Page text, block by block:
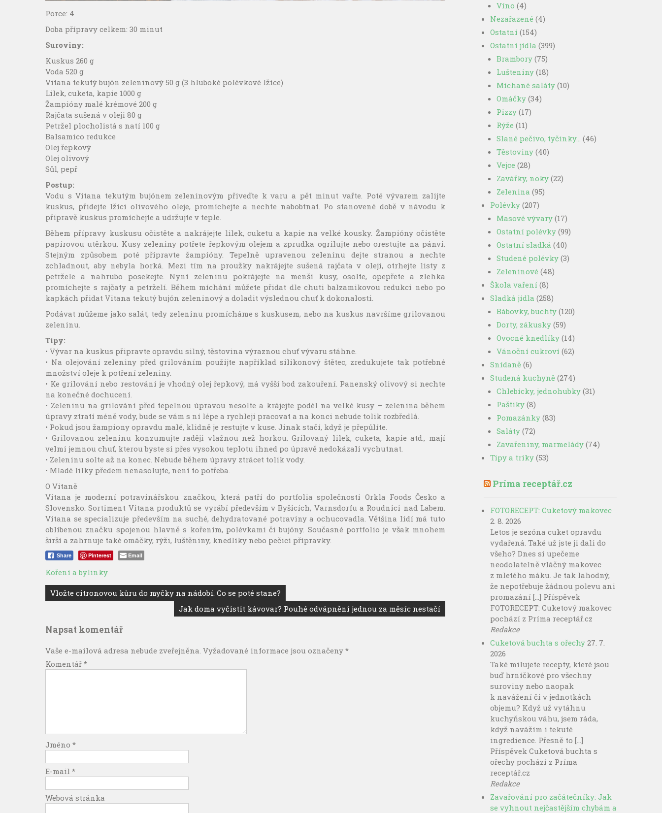
Porce: 4
Doba přípravy celkem: 30 minut
Suroviny:
Kuskus 260 g
Voda 520 g
Vitana tekutý bujón zeleninový 50 g (3 hluboké polévkové lžíce)
Lilek, cuketa, kapie 1000 g
Žampióny malé krémové 200 g
Rajčata sušená v oleji 80 g
Petržel plocholistá s natí 100 g
Balsamico redukce
Olej řepkový
Olej olivový
Sůl, pepř
Postup:
Vodu s Vitana tekutým bujónem zeleninovým přiveďte k varu a pět minut vařte. Poté vývarem zalijte
kuskus, přidejte lžíci olivového oleje, promíchejte a nechte nabobtnat. Po stanovené době v návodu k
přípravě kuskus promíchejte a udržujte v teple.
Během přípravy kuskusu očistěte a nakrájejte lilek, cuketu a kapie na velké kousky. Žampióny očistěte
papírovou utěrkou. Kusy zeleniny potřete řepkovým olejem a zprudka ogrilujte nebo orestujte na pánvi.
Stejným způsobem poté připravte žampióny. Tepelně upravenou zeleninu dejte stranou a nechte
zchladnout, aby nebyla horká. Mezi tím na proužky nakrájejte sušená rajčata v oleji, otrhejte listy z
petržele a nahrubo posekejte. Nyní zeleninu pokrájejte na menší kusy, osolte, opepřete a zlehka
promíchejte s rajčaty a petrželí. Během míchání můžete přidat dle chuti balzamikovou redukci nebo po
kapkách přidat Vitana tekutý bujón zeleninový a doladit výslednou chuť k dokonalosti.
Podávat můžeme jako salát, tedy zeleninu promícháme s kuskusem, nebo na kuskus navršíme grilovanou
zeleninu.
Tipy:
• Vývar na kuskus připravte opravdu silný, těstovina výraznou chuť vývaru stáhne.
• Na olejování zeleniny před grilováním použijte například silikonový štětec, zredukujete tak potřebné
množství oleje k potření zeleniny.
• Ke grilování nebo restování je vhodný olej řepkový, má vyšší bod zakouření. Panenský olivový si nechte
na konečné dochucení.
• Zeleninu na grilování před tepelnou úpravou nesolte a krájejte podél na velké kusy – zelenina během
úpravy ztratí méně vody, bude se vám s ní lépe a rychleji pracovat a na konci nebude tolik rozbředlá.
• Pokud jsou žampiony opravdu malé, klidně je restujte v kuse. Jinak stačí, když je přepůlíte.
• Grilovanou zeleninu konzumujte raději vlažnou než horkou. Grilovaný lilek, cuketa, kapie atd., mají
velmi jemnou chuť, kterou byste si přes vysokou teplotu ihned po úpravě nedokázali vychutnat.
• Zeleninu solte až na konec. Nebude během úpravy ztrácet tolik vody.
• Mladé lilky předem nenasolujte, není to potřeba.
O Vitaně
Vitana je moderní potravinářskou značkou, která patří do portfolia společnosti Orkla Foods Česko a
Slovensko. Sortiment Vitana produktů se vyrábí především v Byšicích, Varnsdorfu a Roudnici nad Labem.
Vitana se specializuje především na suché, dehydratované potraviny a ochucovadla. Většina lidí má tuto
oblíbenou značku spojenou hlavně s kořením, polévkami či bujóny. Současné portfolio je však mnohem
širší a zahrnuje také omáčky, rýži, luštěniny, knedlíky nebo pečicí přípravky.
Share Pinterest Email
Koření a bylinky
Navigace
Vložte citronovou kůru do myčky na nádobí. Co se poté stane?
Jak doma vyčistit kávovar? Pouhé odvápnění jednou za měsíc nestačí
Napsat komentář
Vaše e-mailová adresa nebude zveřejněna. Vyžadované informace jsou označeny *
Komentář *
Jméno *
E-mail *
Webová stránka
Víno (4)
Nezařazené (4)
Ostatní (154)
Ostatní jídla (399)
Brambory (75)
Lušteniny (18)
Míchané saláty (10)
Omáčky (34)
Pizzy (17)
Rýže (11)
Slané pečivo, tyčinky… (46)
Těstoviny (40)
Vejce (28)
Zavářky, noky (22)
Zelenina (95)
Polévky (207)
Masové vývary (17)
Ostatní polévky (99)
Ostatní sladká (40)
Studené polévky (3)
Zeleninové (48)
Škola vaření (8)
Sladká jídla (258)
Bábovky, buchty (120)
Dorty, zákusky (59)
Ovocné knedlíky (14)
Vánoční cukroví (62)
Snídaně (6)
Studená kuchyně (274)
Chlebícky, jednohubky (31)
Paštiky (8)
Pomazánky (83)
Saláty (72)
Zavařeniny, marmelády (74)
Tipy a triky (53)
Príma receptář.cz
FOTORECEPT: Cuketový makovec
2. 8. 2026
Letos je sezóna cuket opravdu
vydařená. Také už jste ji dali do
všeho? Dnes si upečeme
neodolatelně vláčný makovec
z mletého máku. Je tak lahodný,
že nepotřebuje žádnou polevu ani
promazání […] Příspěvek
FOTORECEPT: Cuketový makovec
pochází z Príma receptář.cz
Redakce
Cuketová buchta s ořechy 27. 7.
2026
Také milujete recepty, které jsou
buď hrníčkové pro všechny
suroviny nebo naopak
k navážení či v jednotkách
objemu? Když už vytáhnu
kuchyňskou váhu, jsem ráda,
když navážím i tekuté
ingredience. Přesně to […]
Příspěvek Cuketová buchta s
ořechy pochází z Príma
receptář.cz
Redakce
Zavařování pro začátečníky: Jak
se vyhnout nejčastějším chybám a